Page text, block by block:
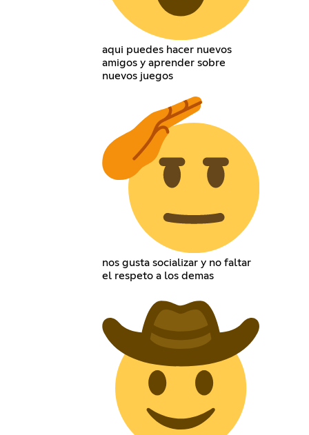
aqui puedes hacer nuevos
amigos y aprender sobre
nuevos juegos
nos gusta socializar y no faltar
el respeto a los demas